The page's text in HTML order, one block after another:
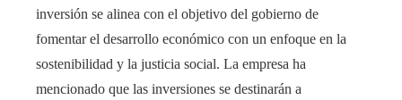
inversión se alinea con el objetivo del gobierno de
fomentar el desarrollo económico con un enfoque en la
sostenibilidad y la justicia social. La empresa ha
mencionado que las inversiones se destinarán a